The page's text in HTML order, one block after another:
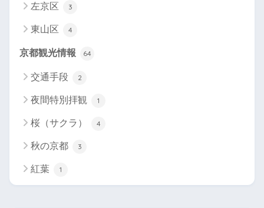
左京区 3
東山区 4
京都観光情報 64
交通手段 2
夜間特別拝観 1
桜（サクラ） 4
秋の京都 3
紅葉 1